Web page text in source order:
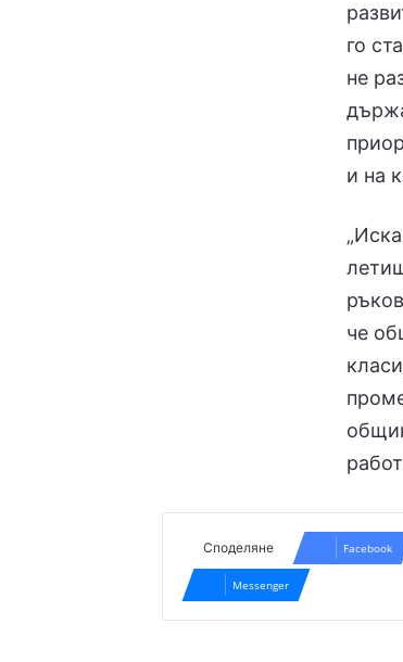
го
не
и на
че
Споделяне Facebook
Messenger